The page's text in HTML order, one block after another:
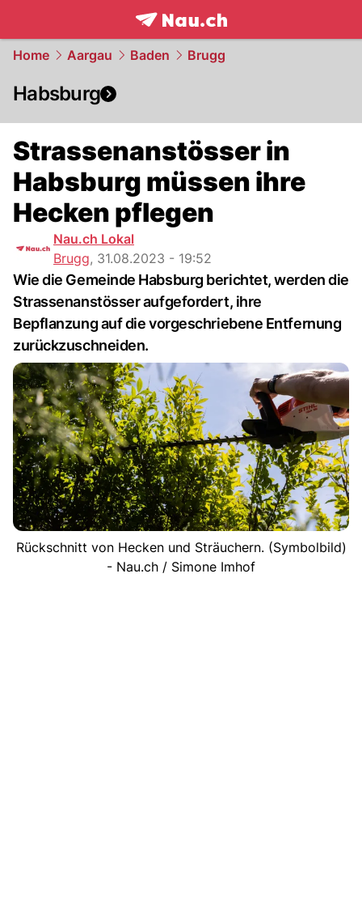
frontpage.NAU.ch
Home Aargau Baden Brugg
Habsburg
Strassenanstösser in
Habsburg müssen ihre
Hecken pflegen
Nau.ch Lokal
Brugg, 31.08.2023 - 19:52
Wie die Gemeinde Habsburg berichtet, werden die
Strassenanstösser aufgefordert, ihre
Bepflanzung auf die vorgeschriebene Entfernung
zurückzuschneiden.
Rückschnitt von Hecken und Sträuchern. (Symbolbild)
- Nau.ch / Simone Imhof